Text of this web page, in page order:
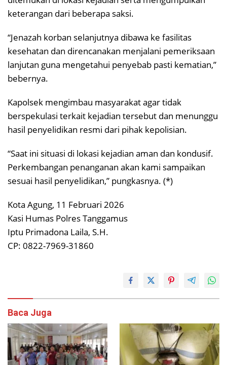
keterangan dari beberapa saksi.
“Jenazah korban selanjutnya dibawa ke fasilitas
kesehatan dan direncanakan menjalani pemeriksaan
lanjutan guna mengetahui penyebab pasti kematian,”
bebernya.
Kapolsek mengimbau masyarakat agar tidak
berspekulasi terkait kejadian tersebut dan menunggu
hasil penyelidikan resmi dari pihak kepolisian.
“Saat ini situasi di lokasi kejadian aman dan kondusif.
Perkembangan penanganan akan kami sampaikan
sesuai hasil penyelidikan,” pungkasnya. (*)
Kota Agung, 11 Februari 2026
Kasi Humas Polres Tanggamus
Iptu Primadona Laila, S.H.
CP: 0822-7969-31860
Baca Juga